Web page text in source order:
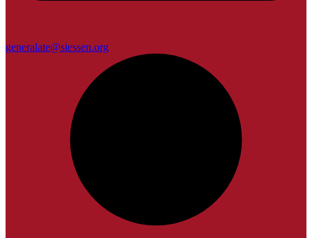
generalate@siessen.org